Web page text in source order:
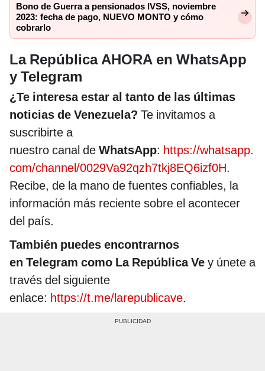
Bono de Guerra a pensionados IVSS, noviembre
2023: fecha de pago, NUEVO MONTO y cómo
cobrarlo
La República AHORA en WhatsApp
y Telegram
¿Te interesa estar al tanto de las últimas
noticias de Venezuela? Te invitamos a
suscribirte a
nuestro canal de WhatsApp: https://whatsapp.
com/channel/0029Va92qzh7tkj8EQ6izf0H.
Recibe, de la mano de fuentes confiables, la
información más reciente sobre el acontecer
del país.
También puedes encontrarnos
en Telegram como La República Ve y únete a
través del siguiente
enlace: https://t.me/larepublicave.